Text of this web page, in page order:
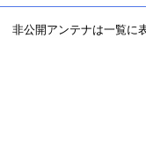
非公開アンテナは一覧に